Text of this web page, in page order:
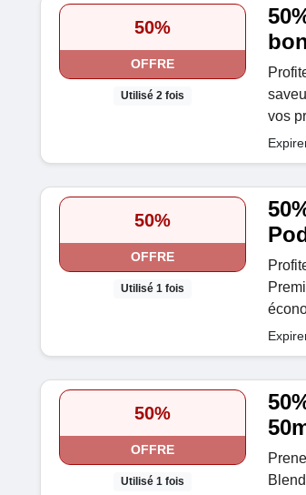
50%
OFFRE
Utilisé 2 fois
vos
50%
OFFRE
Utilisé 1 fois
50%
OFFRE
Utilisé 1 fois